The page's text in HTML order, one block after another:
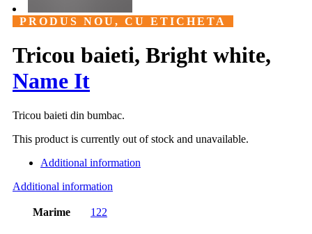
PRODUS NOU, CU ETICHETA
Tricou baieti, Bright white,
Name It
Tricou baieti din bumbac.
This product is currently out of stock and unavailable.
Additional information
Additional information
Marime 122